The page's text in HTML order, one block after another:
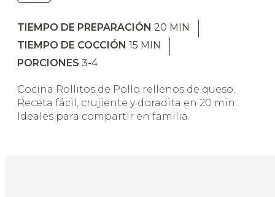
TIEMPO DE PREPARACIÓN 20 MIN
TIEMPO DE COCCIÓN 15 MIN
PORCIONES 3-4
Cocina Rollitos de Pollo rellenos de queso.
Receta fácil, crujiente y doradita en 20 min.
Ideales para compartir en familia.